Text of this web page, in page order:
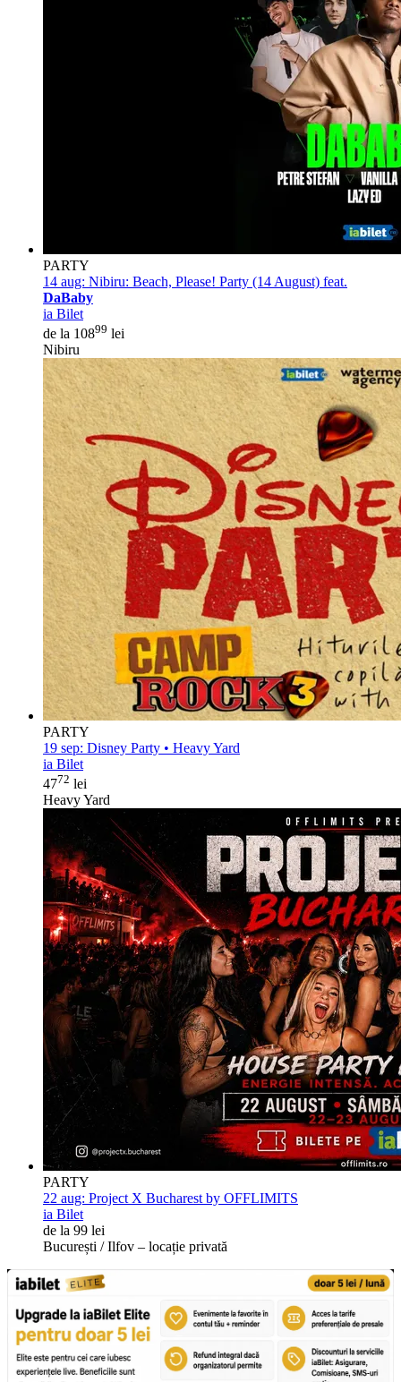
PARTY
14 aug: Nibiru: Beach, Please! Party (14 August) feat.
DaBaby
ia Bilet
de la 10899 lei
Nibiru
PARTY
19 sep: Disney Party • Heavy Yard
ia Bilet
4772 lei
Heavy Yard
PARTY
22 aug: Project X Bucharest by OFFLIMITS
ia Bilet
de la 99 lei
București / Ilfov – locație privată